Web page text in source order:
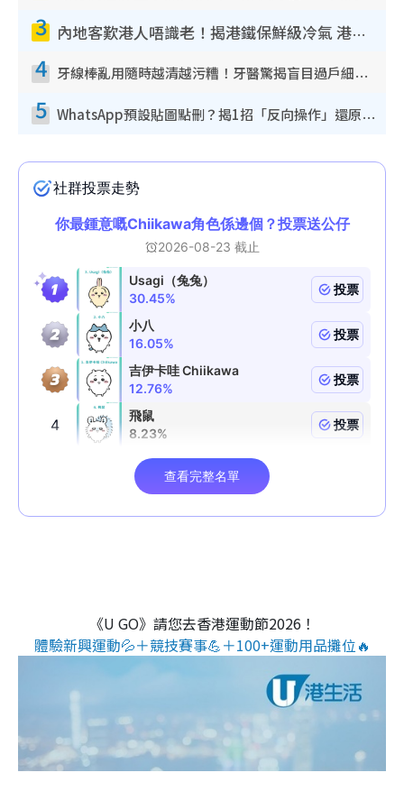
3 內地客歎港人唔識老！揭港鐵保鮮級冷氣 港人求放過：咪投訴
4 牙線棒亂用隨時越清越污糟！牙醫驚揭盲目過戶細菌恐致蛀牙：呢種先係日常真保養
5 WhatsApp預設貼圖點刪？揭1招「反向操作」還原簡潔介面 附3步實測教學
《U GO》請您去香港運動節2026！
體驗新興運動💦＋競技賽事💪＋100+運動用品攤位🔥